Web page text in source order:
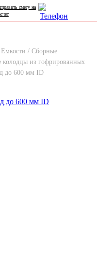
смету на
/ Сборные
колодцы из гофрированных
до 600 мм ID